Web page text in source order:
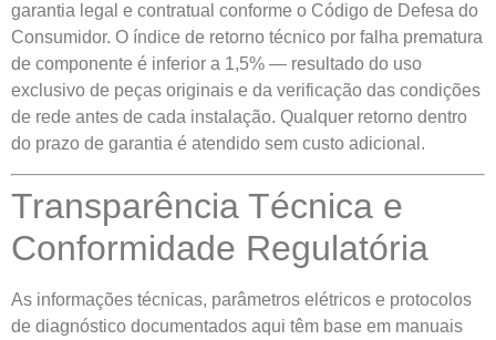
garantia legal e contratual conforme o Código de Defesa do
Consumidor. O índice de retorno técnico por falha prematura
de componente é inferior a 1,5% — resultado do uso
exclusivo de peças originais e da verificação das condições
de rede antes de cada instalação. Qualquer retorno dentro
do prazo de garantia é atendido sem custo adicional.
Transparência Técnica e
Conformidade Regulatória
As informações técnicas, parâmetros elétricos e protocolos
de diagnóstico documentados aqui têm base em manuais